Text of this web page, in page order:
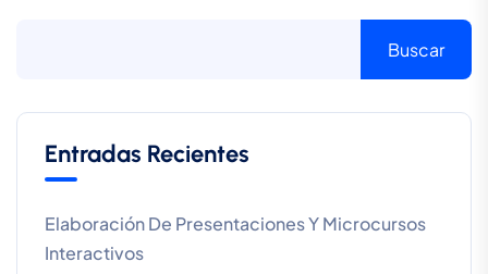
Buscar
Entradas Recientes
Elaboración De Presentaciones Y Microcursos
Interactivos